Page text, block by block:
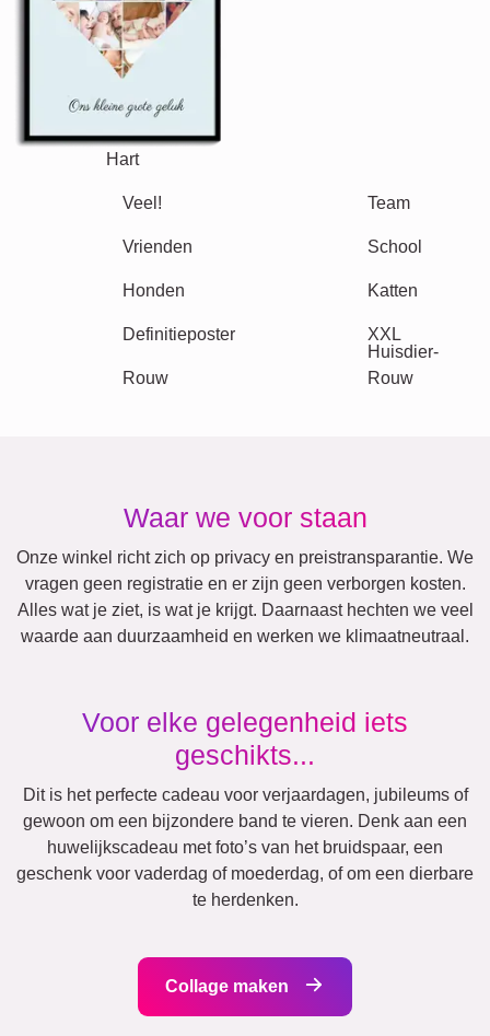
Natuur
Hart
Retro